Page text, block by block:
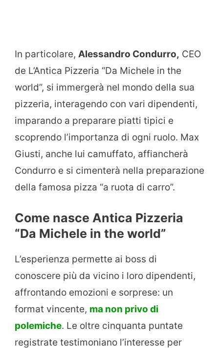
In particolare, Alessandro Condurro, CEO
de L’Antica Pizzeria “Da Michele in the
world”, si immergerà nel mondo della sua
pizzeria, interagendo con vari dipendenti,
imparando a preparare piatti tipici e
scoprendo l’importanza di ogni ruolo. Max
Giusti, anche lui camuffato, affiancherà
Condurro e si cimenterà nella preparazione
della famosa pizza “a ruota di carro”.
Come nasce Antica Pizzeria
“Da Michele in the world”
L’esperienza permette ai boss di
conoscere più da vicino i loro dipendenti,
affrontando emozioni e sorprese: un
format vincente, ma non privo di
polemiche. Le oltre cinquanta puntate
registrate testimoniano l’interesse per